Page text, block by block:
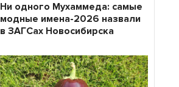
Ни одного Мухаммеда: самые
модные имена-2026 назвали
в ЗАГСах Новосибирска